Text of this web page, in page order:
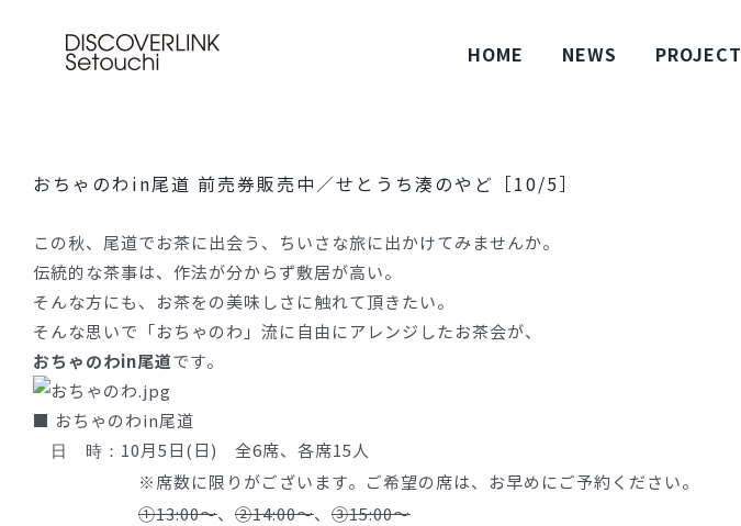
content
HOME NEWS PROJECT
おちゃのわin尾道 前売券販売中／せとうち湊のやど［10/5］
この秋、尾道でお茶に出会う、ちいさな旅に出かけてみませんか。
伝統的な茶事は、作法が分からず敷居が高い。
そんな方にも、お茶をの美味しさに触れて頂きたい。
そんな思いで「おちゃのわ」流に自由にアレンジしたお茶会が、
おちゃのわin尾道です。
■ おちゃのわin尾道
日 時： 10月5日(日) 全6席、各席15人
※席数に限りがございます。ご希望の席は、お早めにご予約ください。
①13:00〜、 ②14:00〜、 ③15:00〜